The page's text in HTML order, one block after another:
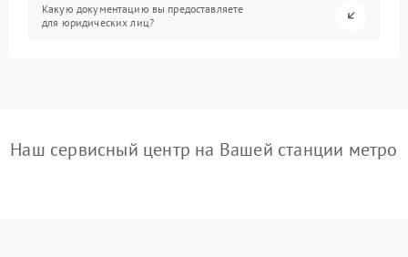
Какую документацию вы предоставляете
для юридических лиц?
Наш сервисный центр на Вашей станции метро